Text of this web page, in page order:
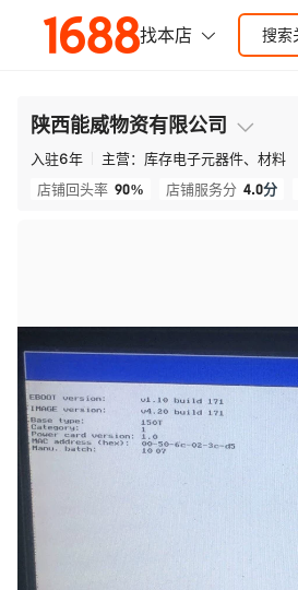
陕西能威物资有限公司
入驻6年 主营： 库存电子元器件、材料
店铺回头率 90% 店铺服务分 4.0分